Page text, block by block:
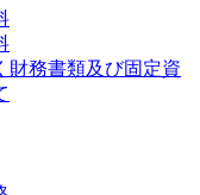
財務書類及び固定資